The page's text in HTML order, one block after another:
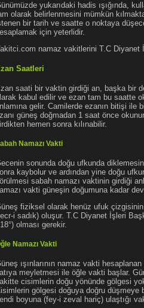
yukarıdaki hadis ışığında,
olarak belirlenmesini mümkün
bir tarih ve saatte o noktaya
için yeterlidir.
namaz vakitlerini T.C Diyanet
Saatleri
saati bir vaktin girdiği an, başka bir
kabul edilir ve ezan tam bu saatte
gelir. Camilerde ezanın bitişi ile
güneş doğmadan 1 saat önce
hemen sonra kılınabilir.
Namazı Vakti
sonunda doğu ufkunda
kaybolur ve ardından yine doğu
sabah namazı vaktinin girdiği
vakti güneşin doğumuna kadar
fiziksel olarak henüz ufuk çizgisinin
i sadık) oluşur. T.C Diyanet İşleri
olması gerekir.
Namazı Vakti
ışınlarının namaz vakti
meyletmesi ile öğle vakti başlar.
cisimlerin doğu yönünde gölgesi
gölgesi doğuya doğru düşmeye
boyuna (fey-i zeval hariç) ulaştığı